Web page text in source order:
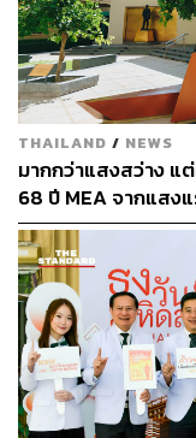
“ตั้งแต่วันนั้นจนถึงวัน
ศิริราช ตั้งแต่พื้นที่ขย
กี่อาคาร ตอนนี้ขยับข
มหาราชการุณย์ หรือ
พรรษา ซึ่งเป็นตึกวิจั
วิทยาการเวชศาสตร์
เราเปิดศูนย์การแพท
SIRIRAJ H
เปิดเมื่อปี 2566 ขณ
นักเรียนแพทย์ไม่น่า
ทั้งที่ศิริราชและศูนย์ต่
จำนวนผู้เข้ารับบริก
THAILAND / NEWS
มากกว่าแสงสว่าง แ
68 ปี MEA จากแสง
เมือง ผ่าน MEA